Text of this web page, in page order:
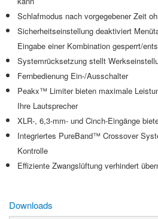
Schlafmodus nach vorgegebener Zeit
Sicherheitseinstellung deaktiviert
Eingabe einer Kombination gesperrt/
Systemrücksetzung stellt
Fernbedienung Ein-/Ausschalter
Peakx™ Limiter bieten maximale
Ihre Lautsprecher
XLR-, 6,3-mm- und Cinch-Eingänge
Integriertes PureBand™ Crossover
Kontrolle
Effiziente Zwangslüftung verhindert
Downloads